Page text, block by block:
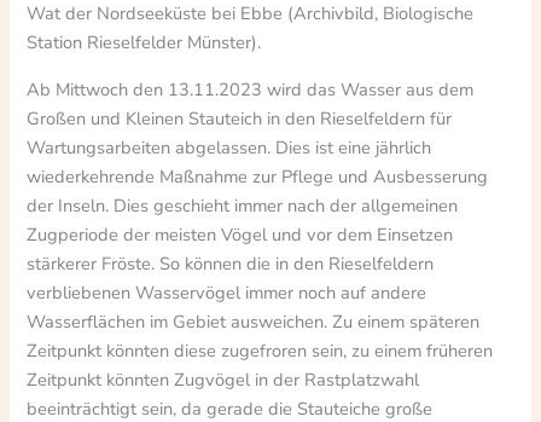
Wat der Nordseeküste bei Ebbe (Archivbild, Biologische
Station Rieselfelder Münster).
Ab Mittwoch den 13.11.2023 wird das Wasser aus dem
Großen und Kleinen Stauteich in den Rieselfeldern für
Wartungsarbeiten abgelassen. Dies ist eine jährlich
wiederkehrende Maßnahme zur Pflege und Ausbesserung
der Inseln. Dies geschieht immer nach der allgemeinen
Zugperiode der meisten Vögel und vor dem Einsetzen
stärkerer Fröste. So können die in den Rieselfeldern
verbliebenen Wasservögel immer noch auf andere
Wasserflächen im Gebiet ausweichen. Zu einem späteren
Zeitpunkt könnten diese zugefroren sein, zu einem früheren
Zeitpunkt könnten Zugvögel in der Rastplatzwahl
beeinträchtigt sein, da gerade die Stauteiche große